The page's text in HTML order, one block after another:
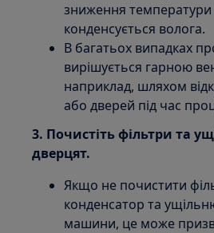
зниження
конденсується волога.
В багатьох випадках
вирішується гарною
наприклад, шляхом
або дверей під час
3. Почистіть фільтри та
дверцят.
Якщо не почистити
конденсатор та
машини, це може